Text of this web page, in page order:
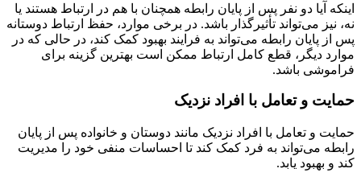
اینکه آیا دو نفر پس از پایان رابطه همچنان با هم در ارتباط هستند یا
نه، نیز می‌تواند تأثیرگذار باشد. در برخی موارد، حفظ ارتباط دوستانه
پس از پایان رابطه می‌تواند به فرایند بهبود کمک کند، در حالی که در
موارد دیگر، قطع کامل ارتباط ممکن است بهترین گزینه برای
فراموشی باشد.
حمایت و تعامل با افراد نزدیک
حمایت و تعامل با افراد نزدیک مانند دوستان و خانواده پس از پایان
رابطه می‌تواند به فرد کمک کند تا احساسات منفی خود را مدیریت
کند و بهبود یابد.